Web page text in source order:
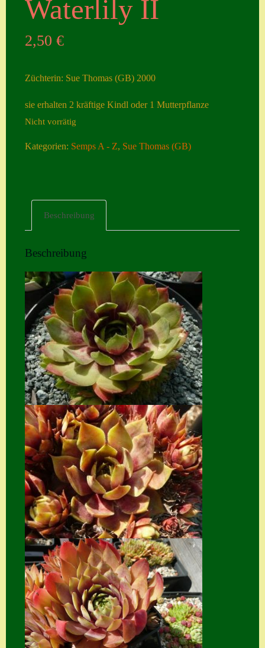
ngen
Neuheiten
Home
Hostas
Impressum
Kasse
Kontakt
Mein Konto
Naturformen
S. x nixonii
Semps die ich
suche
Semps von A – Z
Shop
Suche
Sue Thomas
Translator
Versand
Versand von
Waterlily II
2,50€
Züchterin: Sue Thomas (GB) 2000
sie erhalten 2 kräftige Kindl oder 1 Mutterpflanze
Nicht vorrätig
Kategorien: Semps A - Z, Sue Thomas (GB)
Beschreibung
Beschreibung